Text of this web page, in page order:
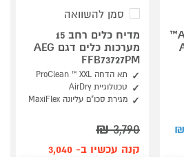
מדיח כלים רחב AirDry™
סמן להשוואה
מדיח כלים רחב 15
מערכות כלים דגם AEG
FFB73727PM
תא הדחה ProClean ™ XXL
טכנולוגיית AirDry
מגירת סכו"ם עליונה MaxiFlex
3,790
₪
קנה עכשיו ב- 3,040